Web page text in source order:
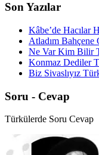
Son Yazılar
Kâbe’de Hacılar
Atladım Bahçene
Ne Var Kim Bilir
Konmaz Dediler
Biz Sivaslıyız
Soru - Cevap
Türkülerde Soru Cevap